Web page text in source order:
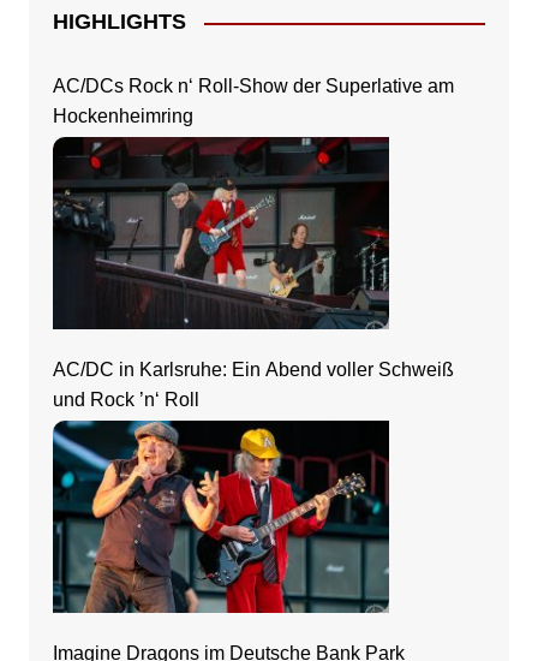
HIGHLIGHTS
AC/DCs Rock n‘ Roll-Show der Superlative am
Hockenheimring
AC/DC in Karlsruhe: Ein Abend voller Schweiß
und Rock ’n‘ Roll
Imagine Dragons im Deutsche Bank Park